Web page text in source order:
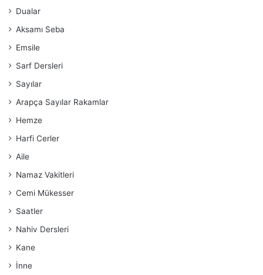
Dualar
Aksamı Seba
Emsile
Sarf Dersleri
Sayılar
Arapça Sayılar Rakamlar
Hemze
Harfi Cerler
Aile
Namaz Vakitleri
Cemi Mükesser
Saatler
Nahiv Dersleri
Kane
İnne